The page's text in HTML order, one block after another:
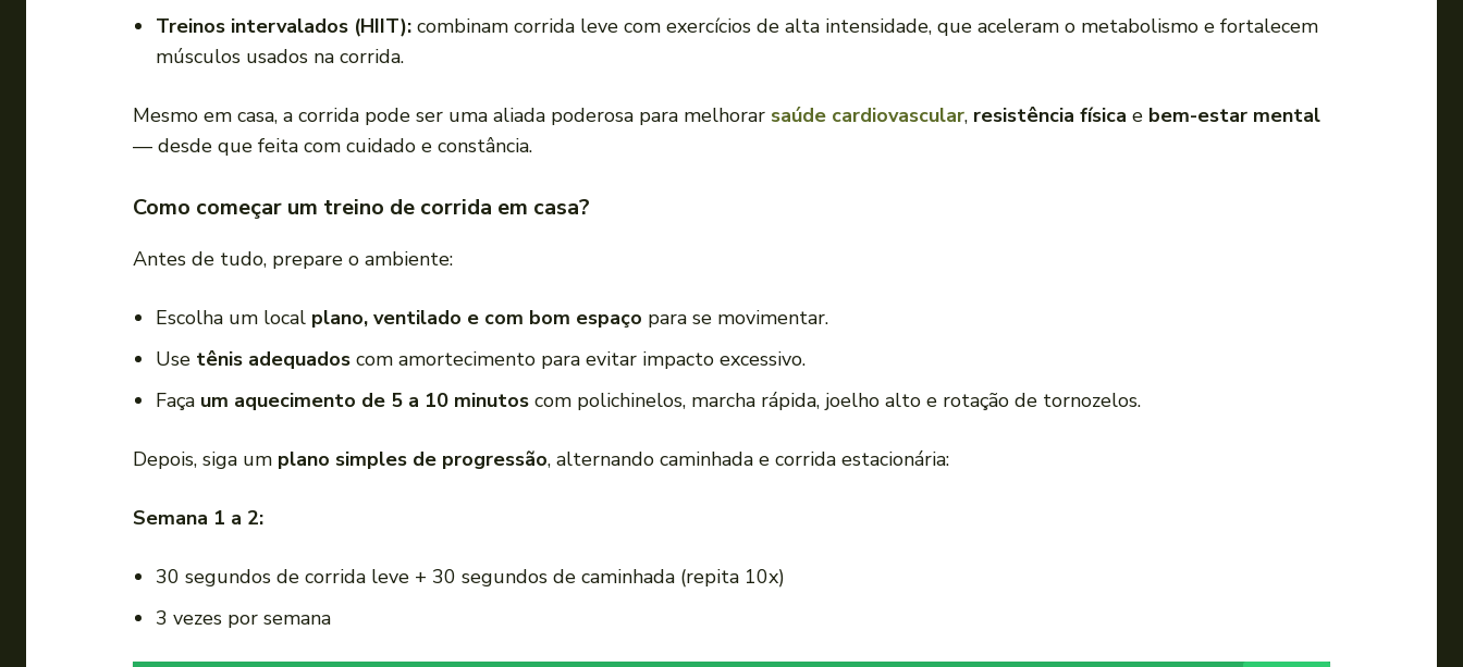
Treinos intervalados (HIIT): combinam corrida leve com exercícios de alta intensidade, que aceleram o metabolismo e fortalecem
músculos usados na corrida.
Mesmo em casa, a corrida pode ser uma aliada poderosa para melhorar saúde cardiovascular, resistência física e bem-estar mental
— desde que feita com cuidado e constância.
Como começar um treino de corrida em casa?
Antes de tudo, prepare o ambiente:
Escolha um local plano, ventilado e com bom espaço para se movimentar.
Use tênis adequados com amortecimento para evitar impacto excessivo.
Faça um aquecimento de 5 a 10 minutos com polichinelos, marcha rápida, joelho alto e rotação de tornozelos.
Depois, siga um plano simples de progressão, alternando caminhada e corrida estacionária:
Semana 1 a 2:
30 segundos de corrida leve + 30 segundos de caminhada (repita 10x)
3 vezes por semana